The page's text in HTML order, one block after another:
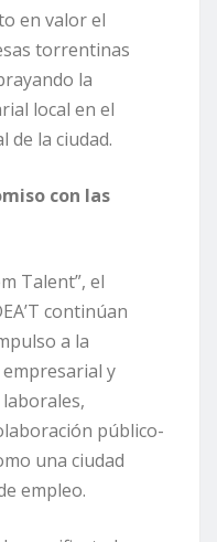
en valor el
torrentinas
la
local en el
de la ciudad.
con las
Talent”, el
continúan
a la
y
público-
una ciudad
empleo.